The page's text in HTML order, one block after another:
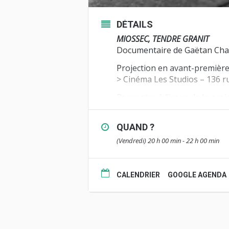
DÉTAILS
MIOSSEC, TENDRE GRANIT
Documentaire de Gaëtan
Projection en avant-première
> Cinéma Les Studios – 136
ses parents, des complices
tumultueuse et maintenant
Une coproduction What’s
Sur invitation.
• Diffusion sur France 3
QUAND ?
(Vendredi) 20 h 00 min - 22 h 00 min
CALENDRIER GOOGLE AGENDA